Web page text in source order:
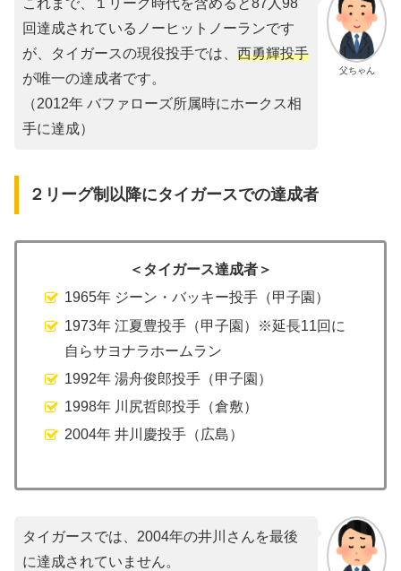
父ちゃん
回達成されているノーヒットノーランです
が、タイガースの現役投手では、 西勇輝投手
が唯一の達成者です。
（2012年 バファローズ所属時にホークス相
手に達成）
２リーグ制以降にタイガースでの達成者
＜タイガース達成者＞
1965年 ジーン・バッキー投手（甲子園）
1973年 江夏豊投手（甲子園）※延長11回に
自らサヨナラホームラン
1992年 湯舟俊郎投手（甲子園）
1998年 川尻哲郎投手（倉敷）
2004年 井川慶投手（広島）
タイガースでは、2004年の井川さんを最後
に達成されていません。